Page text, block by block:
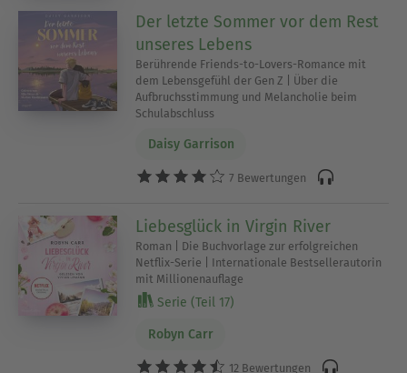
Der letzte Sommer vor dem Rest
unseres Lebens
Berührende Friends-to-Lovers-Romance mit
dem Lebensgefühl der Gen Z | Über die
Aufbruchsstimmung und Melancholie beim
Schulabschluss
Daisy Garrison
7 Bewertungen
Liebesglück in Virgin River
Roman | Die Buchvorlage zur erfolgreichen
Netflix-Serie | Internationale Bestsellerautorin
mit Millionenauflage
Serie (Teil 17)
Robyn Carr
12 Bewertungen